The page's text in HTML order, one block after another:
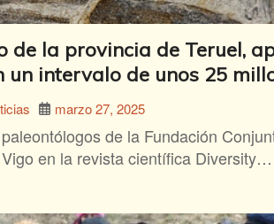
de la provincia de Teruel,
intervalo de unos 25
marzo 27, 2025
de la Fundación
en la revista científica Diversity…